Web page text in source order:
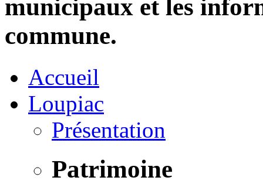
municipaux et les
commune.
Accueil
Loupiac
Présentation
Patrimoine